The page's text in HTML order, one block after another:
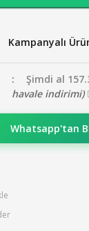
Kampanyalı
Şimdi al
havale indirimi)
Whatsapp'tan